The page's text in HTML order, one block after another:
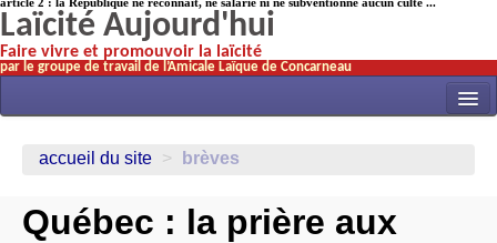
Laïcité Aujourd'hui
Faire vivre et promouvoir la laïcité
par le groupe de travail de l’Amicale Laïque de Concarneau
NOS TRAVAUX
accueil du site > brèves
Québec : la prière aux